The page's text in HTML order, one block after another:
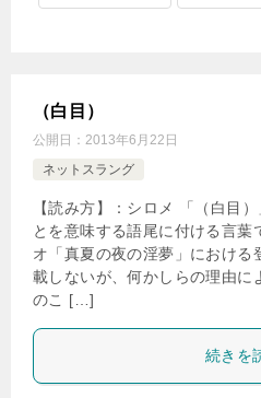
（白目）
公開日： 2013年6月22日
ネットスラング
【読み方】：シロメ 「（白目
とを意味する語尾に付ける言
オ「真夏の夜の淫夢」における
載しないが、何かしらの理由に
のこ […]
続きを